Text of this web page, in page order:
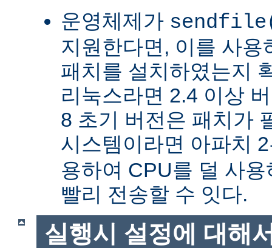
운영체제가
지원한다면, 이를 사용
패치를 설치하였는지
리눅스라면 2.4 이상
8 초기 버전은 패치가
시스템이라면 아파치
용하여 CPU를 덜 사
빨리 전송할 수 잇다.
실행시 설정에 대해